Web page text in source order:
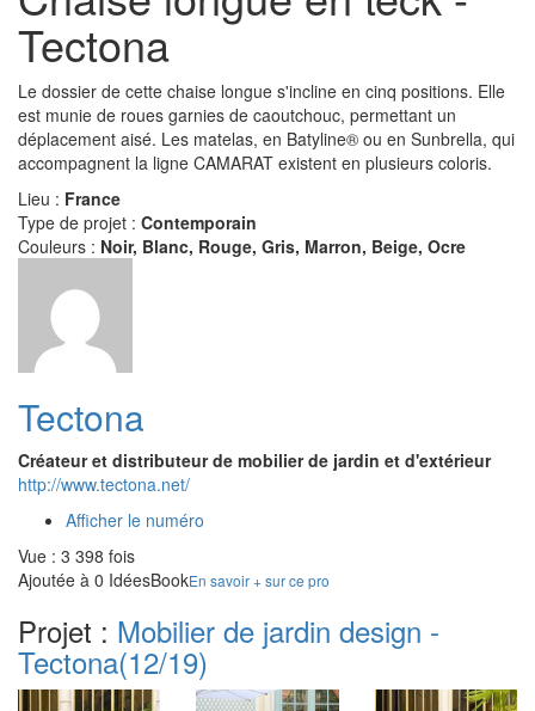
Tectona
Le dossier de cette chaise longue s'incline en cinq positions. Elle
est munie de roues garnies de caoutchouc, permettant un
déplacement aisé. Les matelas, en Batyline® ou en Sunbrella, qui
accompagnent la ligne CAMARAT existent en plusieurs coloris.
Lieu : France
Type de projet : Contemporain
Couleurs : Noir, Blanc, Rouge, Gris, Marron, Beige, Ocre
Tectona
Créateur et distributeur de mobilier de jardin et d'extérieur
http://www.tectona.net/
Afficher le numéro
Vue : 3 398 fois
Ajoutée à 0 IdéesBookEn savoir + sur ce pro
Projet : Mobilier de jardin design -
Tectona(12/19)